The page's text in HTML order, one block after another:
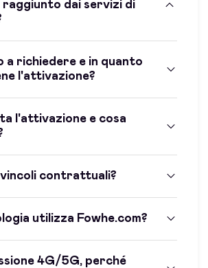
raggiunto dai servizi di
a richiedere e in quanto
l'attivazione?
l'attivazione e cosa
vincoli contrattuali?
utilizza Fowhe.com?
4G/5G, perché